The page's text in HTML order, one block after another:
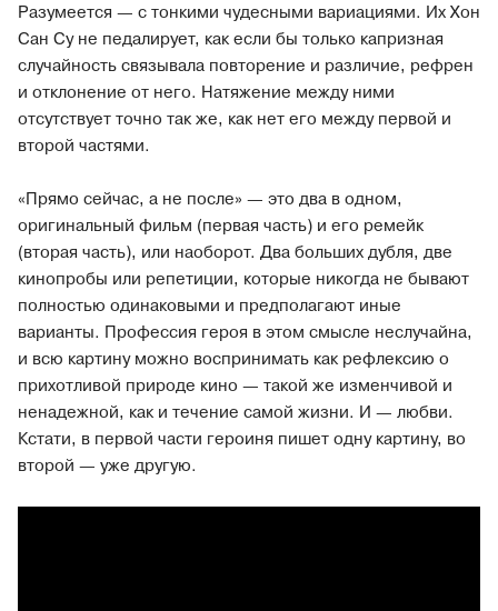
Разумеется — с тонкими чудесными вариациями. Их Хон
Сан Су не педалирует, как если бы только капризная
случайность связывала повторение и различие, рефрен
и отклонение от него. Натяжение между ними
отсутствует точно так же, как нет его между первой и
второй частями.
«Прямо сейчас, а не после» — это два в одном,
оригинальный фильм (первая часть) и его ремейк
(вторая часть), или наоборот. Два больших дубля, две
кинопробы или репетиции, которые никогда не бывают
полностью одинаковыми и предполагают иные
варианты. Профессия героя в этом смысле неслучайна,
и всю картину можно воспринимать как рефлексию о
прихотливой природе кино — такой же изменчивой и
ненадежной, как и течение самой жизни. И — любви.
Кстати, в первой части героиня пишет одну картину, во
второй — уже другую.